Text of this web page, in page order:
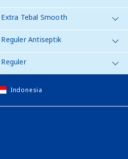
Tebal Smooth
Antiseptik
Indonesia